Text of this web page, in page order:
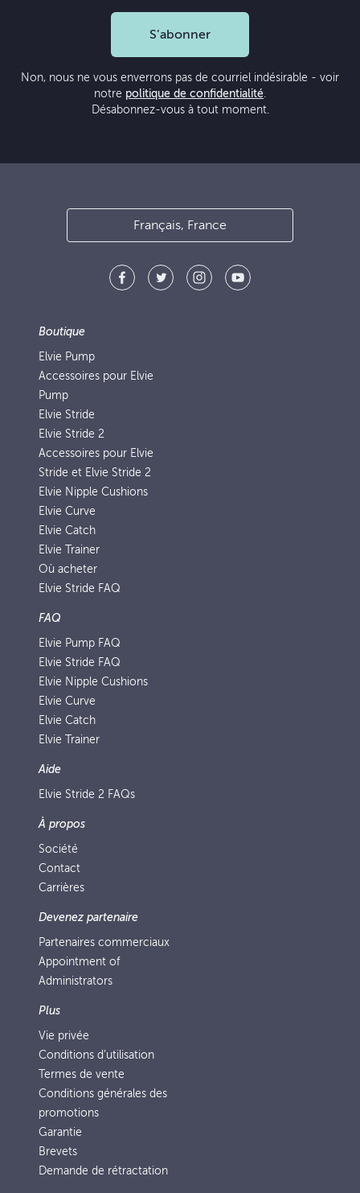
S’abonner
Non, nous ne vous enverrons pas de courriel indésirable - voir
notre politique de confidentialité.
Désabonnez-vous à tout moment.
Français, France
Boutique
Elvie Pump
Accessoires pour Elvie
Pump
Elvie Stride
Elvie Stride 2
Accessoires pour Elvie
Stride et Elvie Stride 2
Elvie Nipple Cushions
Elvie Curve
Elvie Catch
Elvie Trainer
Où acheter
Elvie Stride FAQ
FAQ
Elvie Pump FAQ
Elvie Stride FAQ
Elvie Nipple Cushions
Elvie Curve
Elvie Catch
Elvie Trainer
Aide
Elvie Stride 2 FAQs
À propos
Société
Contact
Carrières
Devenez partenaire
Partenaires commerciaux
Appointment of
Administrators
Plus
Vie privée
Conditions d’utilisation
Termes de vente
Conditions générales des
promotions
Garantie
Brevets
Demande de rétractation